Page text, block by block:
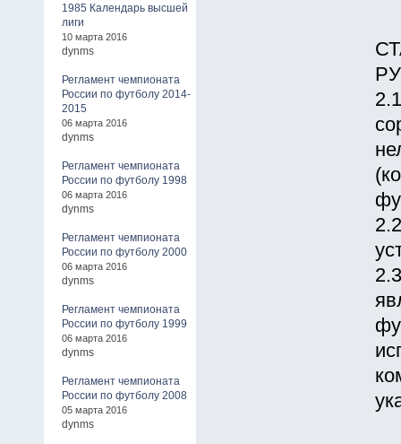
1985 Календарь высшей
лиги
10 марта 2016
dynms
Регламент чемпионата
России по футболу 2014-
2015
06 марта 2016
dynms
Регламент чемпионата
России по футболу 1998
06 марта 2016
dynms
Регламент чемпионата
России по футболу 2000
06 марта 2016
dynms
Регламент чемпионата
России по футболу 1999
06 марта 2016
dynms
Регламент чемпионата
России по футболу 2008
05 марта 2016
dynms